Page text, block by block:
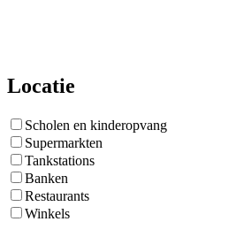
Locatie
Scholen en kinderopvang
Supermarkten
Tankstations
Banken
Restaurants
Winkels